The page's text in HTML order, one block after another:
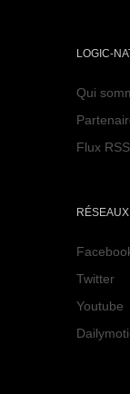
LOGIC-
Qui
Flux RSS
Twitter
Youtube